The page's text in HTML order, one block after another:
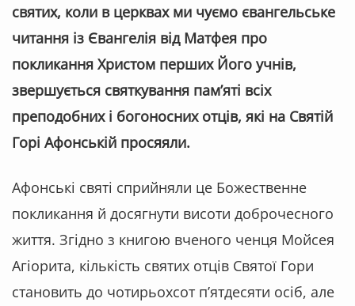
святих, коли в церквах ми чуємо євангельське
читання із Євангелія від Матфея про
покликання Христом перших Його учнів,
звершується святкування пам’яті всіх
преподобних і богоносних отців, які на Святій
Горі Афонській просяяли.
Афонські святі сприйняли це Божественне
покликання й досягнути висоти доброчесного
життя. Згідно з книгою вченого ченця Мойсея
Агіорита, кількість святих отців Святої Гори
становить до чотирьохсот п’ятдесяти осіб, але